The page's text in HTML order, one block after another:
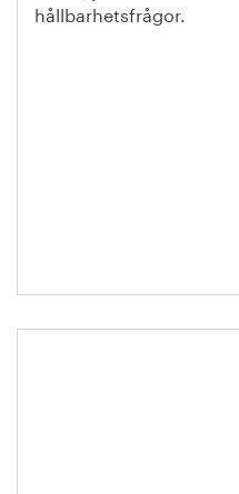
hållbarhetsfrågor.